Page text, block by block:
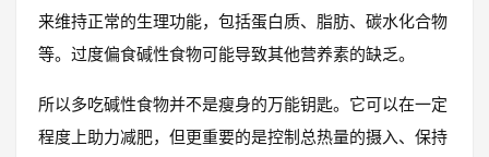
来维持正常的生理功能，包括蛋白质、脂肪、碳水化合物
等。过度偏食碱性食物可能导致其他营养素的缺乏。
所以多吃碱性食物并不是瘦身的万能钥匙。它可以在一定
程度上助力减肥，但更重要的是控制总热量的摄入、保持